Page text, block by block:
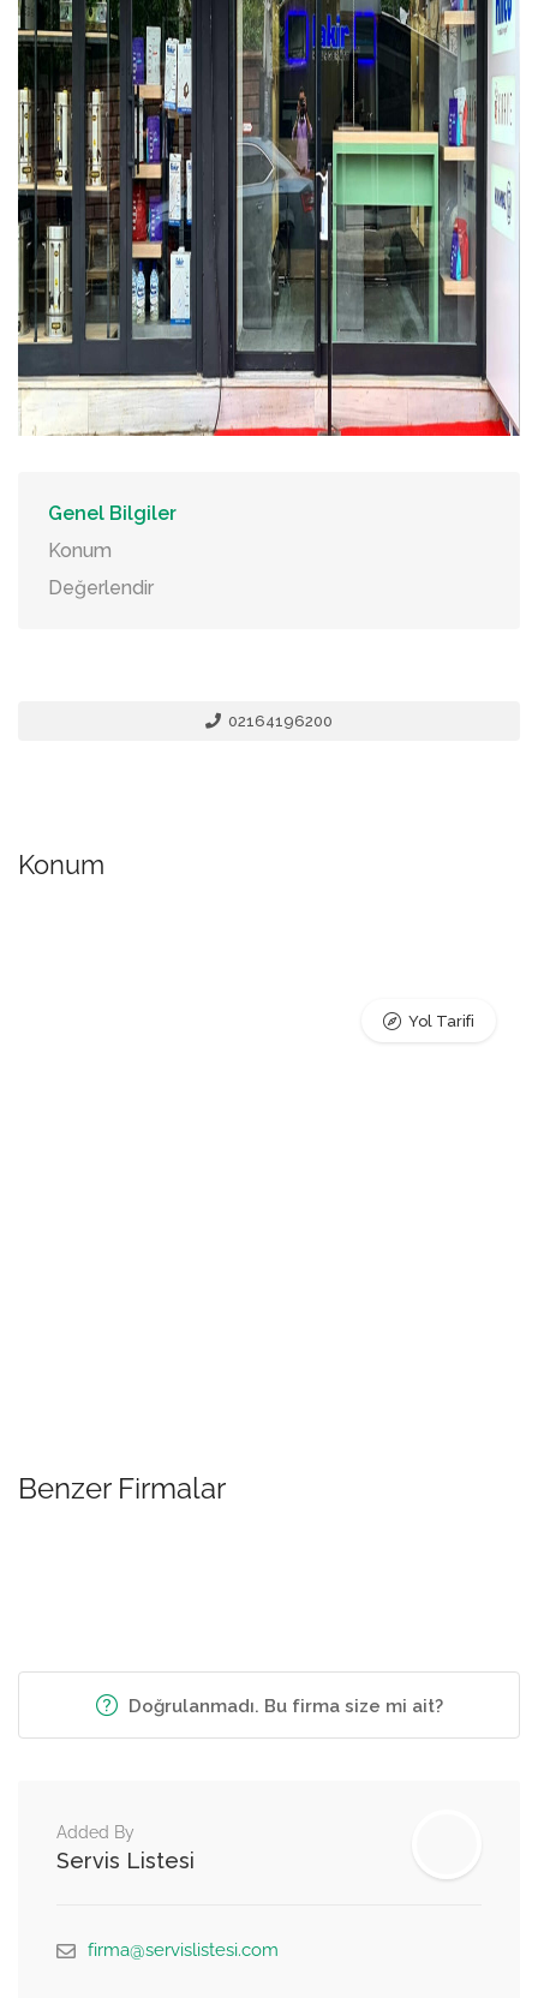
Genel Bilgiler
Konum
Değerlendir
02164196200
Konum
Yol Tarifi
Benzer Firmalar
Doğrulanmadı. Bu firma size mi ait?
Added By
Servis Listesi
firma@servislistesi.com